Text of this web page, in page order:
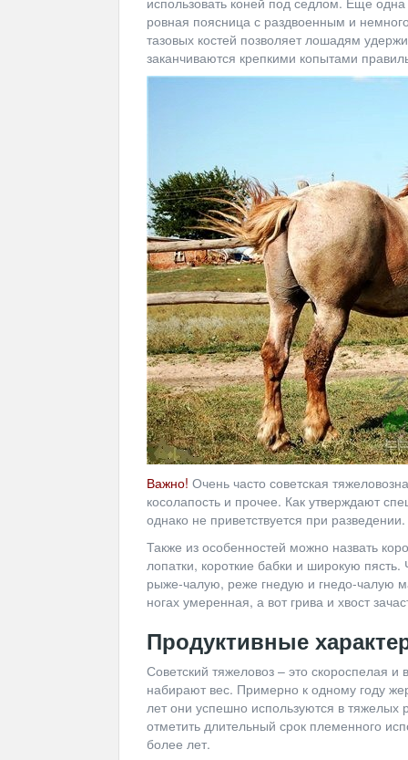
ровная поясница с раздвоенным и
тазовых костей позволяет лошадям
заканчиваются крепкими копытами
Важно! Очень часто советская
косолапость и прочее. Как утверждают
однако не приветствуется при разведении.
Также из особенностей можно назвать
лопатки, короткие бабки и широкую
рыже-чалую, реже гнедую и гнедо-чалую
ногах умеренная, а вот грива и хвост
Продуктивные
Советский тяжеловоз – это скороспелая
набирают вес. Примерно к одному году
лет они успешно используются в
отметить длительный срок племенного
более лет.